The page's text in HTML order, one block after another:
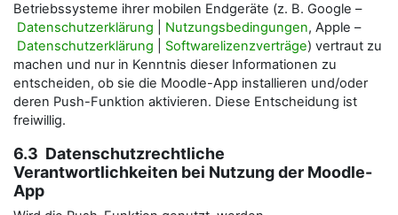
Betriebssysteme ihrer mobilen Endgeräte (z. B. Google –
Datenschutzerklärung
Nutzungsbedingungen, Apple –
Datenschutzerklärung
Softwarelizenzverträge) vertraut zu
machen und nur in Kenntnis dieser Informationen zu
entscheiden, ob sie die Moodle-App installieren und/oder
deren Push-Funktion aktivieren. Diese Entscheidung ist
freiwillig.
6.3 Datenschutzrechtliche
Verantwortlichkeiten bei Nutzung der Moodle-
App